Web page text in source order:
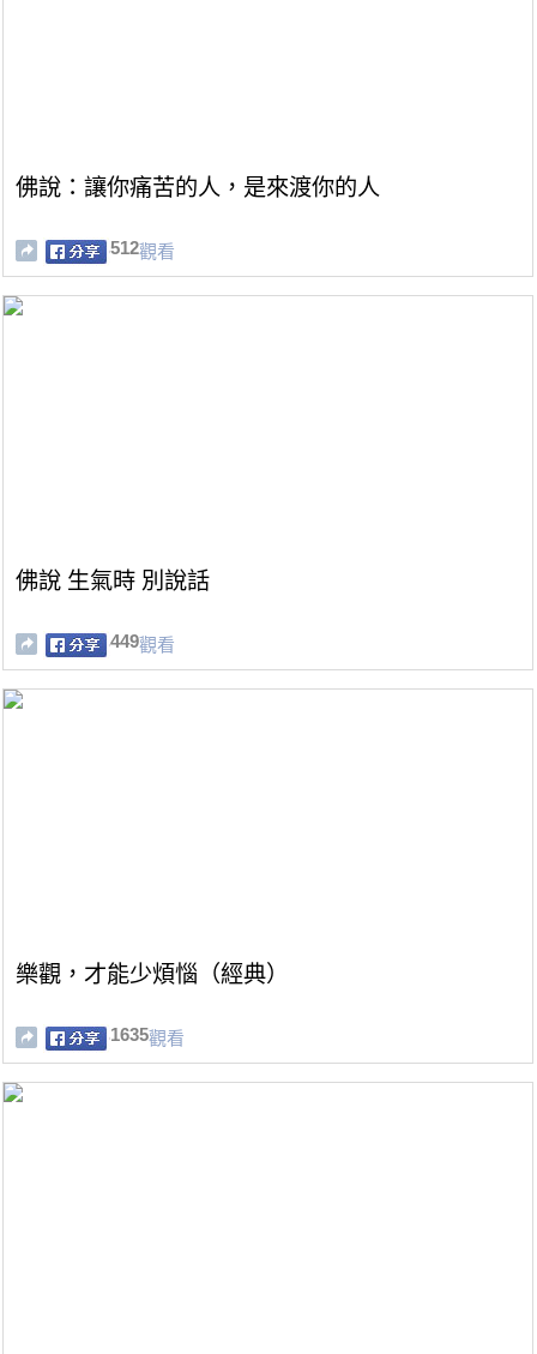
佛說：讓你痛苦的人，是來渡你的人
512觀看
佛說 生氣時 別說話
449觀看
樂觀，才能少煩惱（經典）
1635觀看